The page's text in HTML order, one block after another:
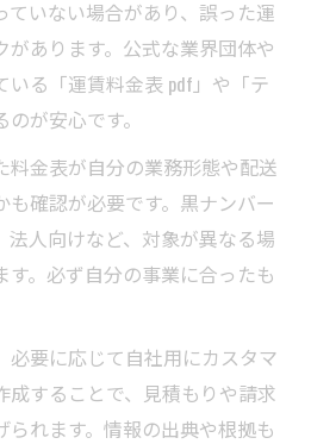
ていない場合があり、誤った運
あります。公式な業界団体や
いる「運賃料金表 pdf」や「テ
が安心です。
料金表が自分の業務形態や配送
確認が必要です。黒ナンバー
法人向けなど、対象が異なる場
。必ず自分の事業に合ったも
必要に応じて自社用にカスタマ
成することで、見積もりや請求
れます。情報の出典や根拠も